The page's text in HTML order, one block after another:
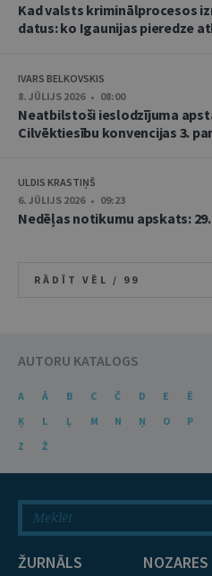
Kad valsts kriminālprocesos
datus: ko Igaunijas pieredze
IVARS BELKOVSKIS
8. JŪLIJS 2026 • 08:00
Neatbilstoši ieslodzījuma
Cilvēktiesību konvencijas 3.
ULDIS KRASTIŅŠ
6. JŪLIJS 2026 • 09:23
Nedēļas notikumu apskats:
RĀDĪT VĒL / 99
AUTORU KATALOGS
A Ā B C Č D E Ē
Ķ
L Ļ M N Ņ O P
Z
Ž
ŽURNĀLS NOZARES